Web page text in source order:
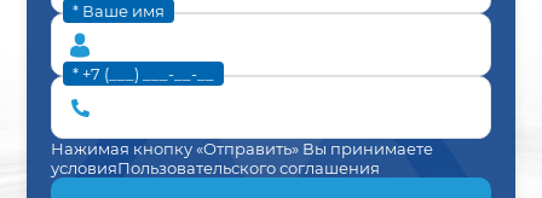
* Ваше имя
* +7 (___) ___-__-__
Нажимая кнопку «Отправить» Вы принимаете
условияПользовательского соглашения